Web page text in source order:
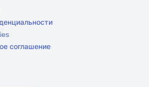
соглашение